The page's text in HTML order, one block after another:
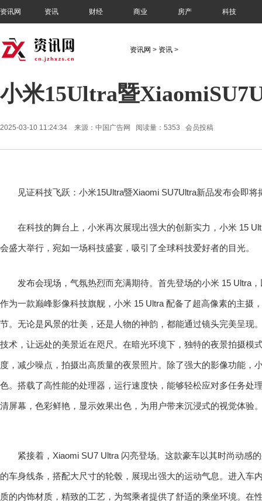
资讯网 资讯 财经 商业 房产 科技
资讯网 > 资讯 >
小米15Ultra暨
2025-03-10 11:24:34 来源：中国广告网 阅读量：5353 会员投稿
见证科技飞跃：小米15Ultra暨Xiaomi SU7Ultra新品发布会即将
在科技的舞台上，小米再次展现出强大的创新实力，小米 15
会盛大举行，宛如一场科技盛宴，吸引了全球科技爱好者的目光。
发布会现场，气氛热烈而充满期待。首先登场的小米 15 Ultra
作为一款巅峰影像科技旗舰，小米 15 Ultra 配备了超高像素的主摄
节。无论是风景的壮美，还是人物的神韵，都能通过镜头完美呈现
技术，让远处的美景近在咫尺。在暗光环境下，独特的夜景拍摄模
度，减少噪点，拍摄出高质量的夜景照片。除了强大的影像功能，
色。搭载了高性能的处理器，运行速度快，能够轻松应对多任务处
清屏幕，色彩鲜艳，显示效果出色，为用户带来沉浸式的视觉体验
紧接着，Xiaomi SU7 Ultra 闪亮登场。这款豪车以其时尚动感
的车身线条，搭配大尺寸的轮毂，展现出强大的运动气息。进入车
质的内饰材质，精致的工艺，为驾乘者提供了舒适的乘坐环境。在